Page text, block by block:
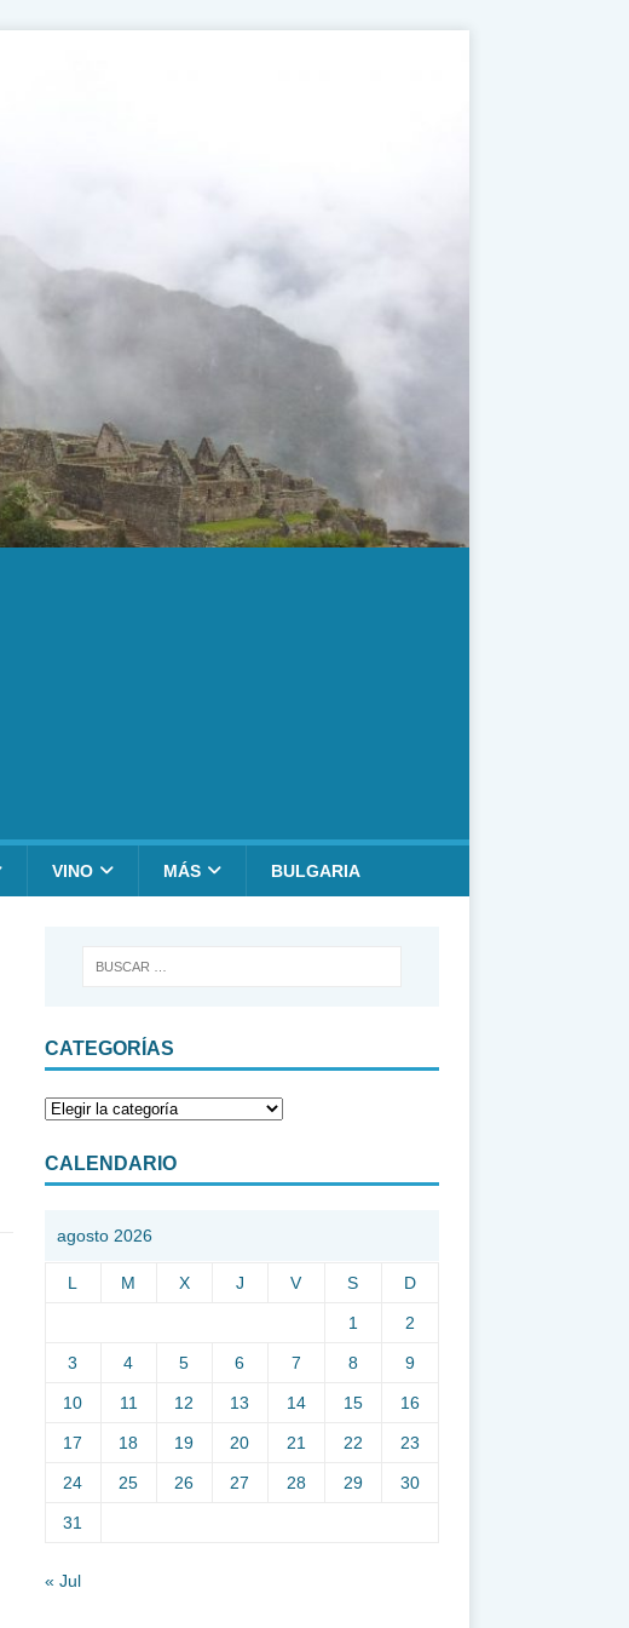
VINO MÁS BULGARIA
CATEGORÍAS
CALENDARIO
agosto 2026
L M X J V S D
1 2
3 4 5 6 7 8 9
10 11 12 13 14 15 16
17 18 19 20 21 22 23
24 25 26 27 28 29 30
31
« Jul